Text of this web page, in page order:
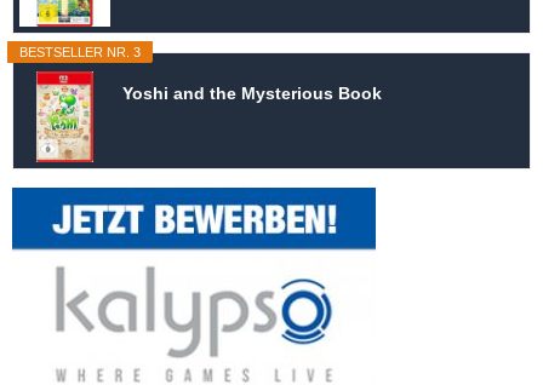
BESTSELLER NR. 3
Yoshi and the Mysterious Book